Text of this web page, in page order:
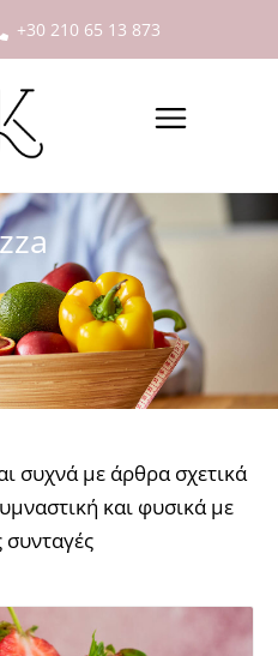
+30 210 65 13 873
συχνά με άρθρα σχετικά
και φυσικά με
συνταγές